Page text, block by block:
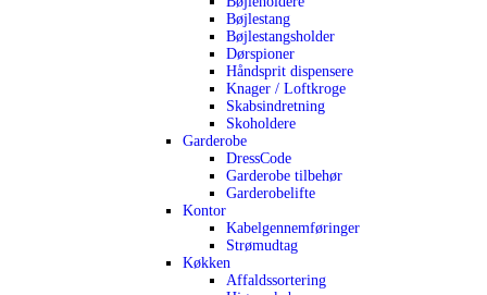
Bøjlestang
Bøjlestangsholder
Dørspioner
Håndsprit dispensere
Knager / Loftkroge
Skabsindretning
Skoholdere
Garderobe
DressCode
Garderobe tilbehør
Garderobelifte
Kontor
Kabelgennemføringer
Strømudtag
Køkken
Affaldssortering